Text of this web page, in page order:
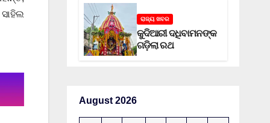
ରାଜ୍ୟ ଖବର
କୁଦିଆରୀ ଦଧିବାମନଙ୍କ
ଗଡ଼ିଲା ରଥ
August 2026